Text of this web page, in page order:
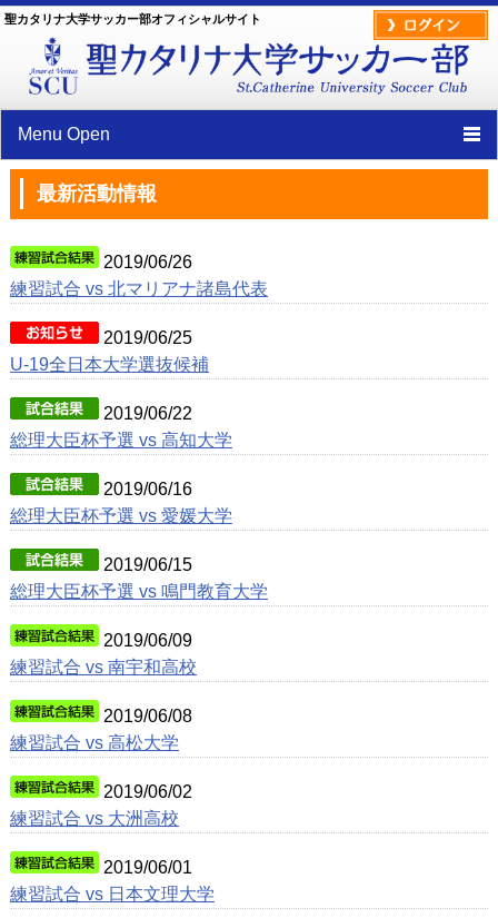
聖カタリナ大学サッカー部オフィシャルサイト
Menu Open
TOP
ニュース
試合情報
スケジュール
選手/スタッフ紹介
部員ブログ
最新活動情報
2019/06/26
練習試合 vs 北マリアナ諸島代表
2019/06/25
U-19全日本大学選抜候補
2019/06/22
総理大臣杯予選 vs 高知大学
2019/06/16
総理大臣杯予選 vs 愛媛大学
2019/06/15
総理大臣杯予選 vs 鳴門教育大学
2019/06/09
練習試合 vs 南宇和高校
2019/06/08
練習試合 vs 高松大学
2019/06/02
練習試合 vs 大洲高校
2019/06/01
練習試合 vs 日本文理大学